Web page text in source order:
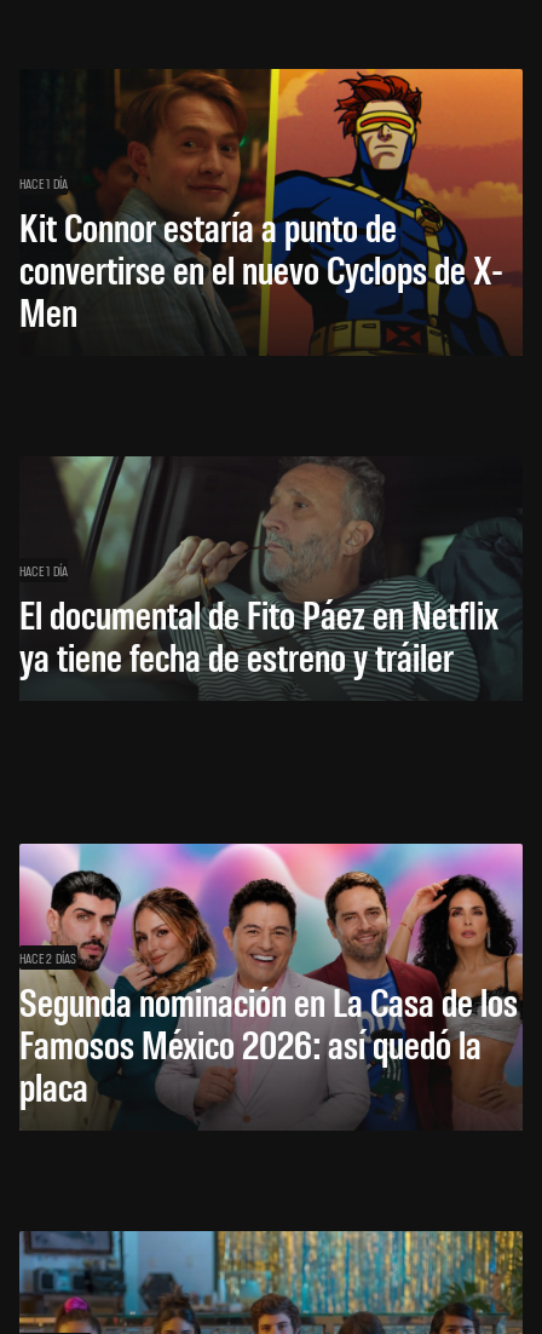
HACE 1 DÍA
Kit Connor estaría a punto de
convertirse en el nuevo Cyclops de X-
Men
HACE 1 DÍA
El documental de Fito Páez en Netflix
ya tiene fecha de estreno y tráiler
HACE 2 DÍAS
Segunda nominación en La Casa de los
Famosos México 2026: así quedó la
placa